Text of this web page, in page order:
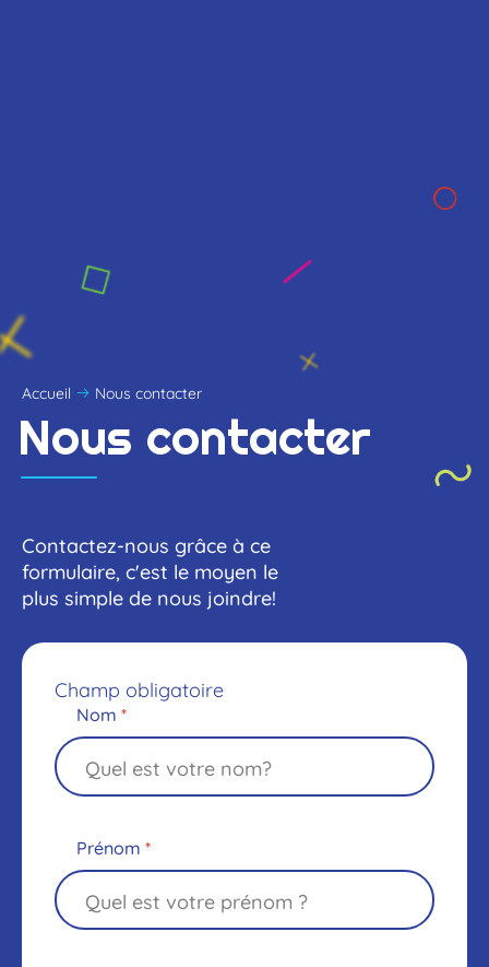
Accueil Nous contacter
Nous contacter
Contactez-nous grâce à ce
formulaire, c'est le moyen le
plus simple de nous joindre!
Champ obligatoire
Nom *
Prénom *